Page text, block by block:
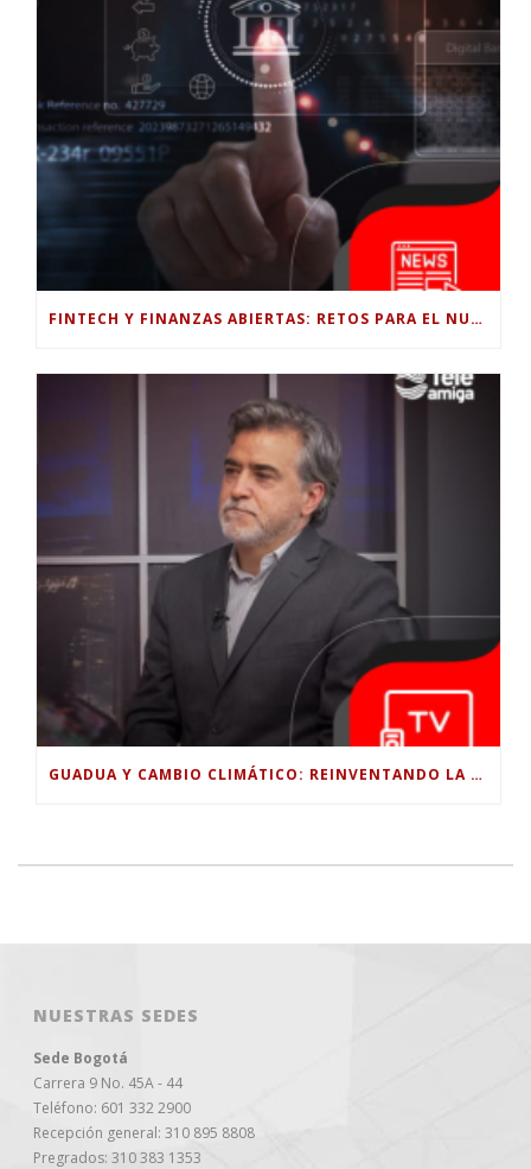
FINTECH Y FINANZAS ABIERTAS: RETOS PARA EL NUEVO GOBIERNO COLOMBIANO
GUADUA Y CAMBIO CLIMÁTICO: REINVENTANDO LA CONSTRUCCIÓN SOSTENIBLE EN COLOMBIA
NUESTRAS SEDES
Sede Bogotá
Carrera 9 No. 45A - 44
Teléfono: 601 332 2900
Recepción general: 310 895 8808
Pregrados: 310 383 1353